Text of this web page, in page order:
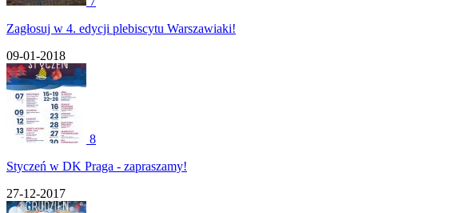
Zagłosuj w 4. edycji plebiscytu Warszawiaki!
09-01-2018
8
Styczeń w DK Praga - zapraszamy!
27-12-2017